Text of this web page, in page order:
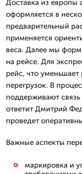
Доставка из европы
оформляется в
предварительный
применяется
веса. Далее мы
на рейсе. Для
рейс, что
перегрузок. В
поддерживают
ответит Дмитpий
проведет
Важные аспекты
маркировка и